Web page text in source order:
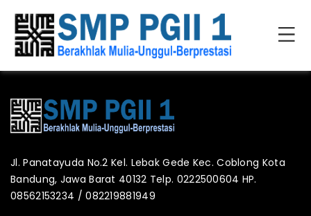
Jl. Panatayuda No.2 Kel. Lebak Gede Kec. Coblong Kota
Bandung, Jawa Barat 40132 Telp. 0222500604 HP.
08562153234 / 082219881949